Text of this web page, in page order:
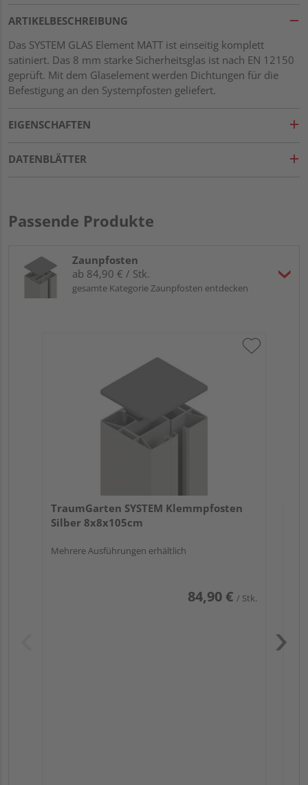
ARTIKELBESCHREIBUNG
Das SYSTEM GLAS Element MATT ist einseitig komplett
satiniert. Das 8 mm starke Sicherheitsglas ist nach EN 12150
geprüft. Mit dem Glaselement werden Dichtungen für die
Befestigung an den Systempfosten geliefert.
EIGENSCHAFTEN
DATENBLÄTTER
Passende Produkte
Zaunpfosten
ab 84,90 € / Stk.
gesamte Kategorie Zaunpfosten entdecken
TraumGarten SYSTEM Klemmpfosten
Silber 8x8x105cm
Mehrere Ausführungen erhältlich
84,90 € / Stk.